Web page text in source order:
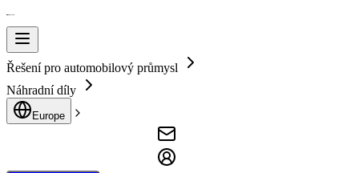
Řešení pro automobilový průmysl
Náhradní díly
Europe